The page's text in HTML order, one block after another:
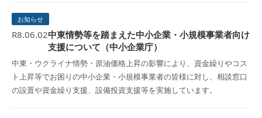
お知らせ
R8.06.02中東情勢等を踏まえた中小企業・小規模事業者向け
支援について（中小企業庁）
中東・ウクライナ情勢・原油価格上昇の影響により、資金繰りやコス
ト上昇等でお困りの中小企業・小規模事業者の皆様に対し、相談窓口
の設置や資金繰り支援、設備投資支援等を実施しています。